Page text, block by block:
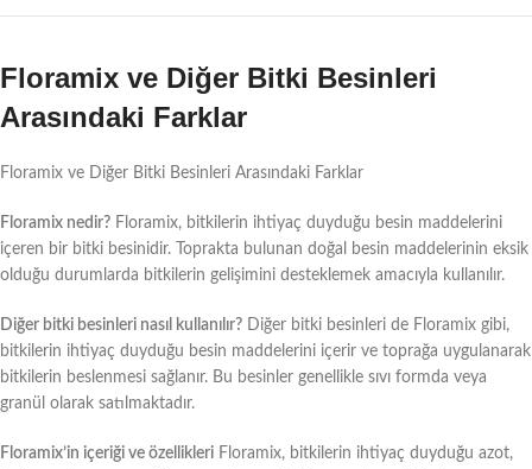
Floramix ve Diğer Bitki Besinleri
Arasındaki Farklar
Floramix ve Diğer Bitki Besinleri Arasındaki Farklar
Floramix nedir? Floramix, bitkilerin ihtiyaç duyduğu besin maddelerini
içeren bir bitki besinidir. Toprakta bulunan doğal besin maddelerinin eksik
olduğu durumlarda bitkilerin gelişimini desteklemek amacıyla kullanılır.
Diğer bitki besinleri nasıl kullanılır? Diğer bitki besinleri de Floramix gibi,
bitkilerin ihtiyaç duyduğu besin maddelerini içerir ve toprağa uygulanarak
bitkilerin beslenmesi sağlanır. Bu besinler genellikle sıvı formda veya
granül olarak satılmaktadır.
Floramix’in içeriği ve özellikleri Floramix, bitkilerin ihtiyaç duyduğu azot,